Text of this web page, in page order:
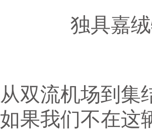
独具嘉
从双流机场到集
如果我们不在这